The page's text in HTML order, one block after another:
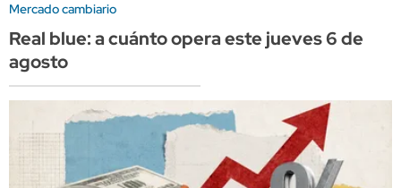
Mercado cambiario
Real blue: a cuánto opera este jueves 6 de
agosto